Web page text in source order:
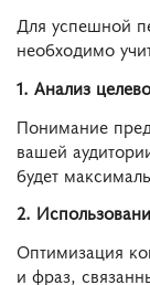
Для успешной
необходимо
1. Анализ
Понимание
вашей
будет
2.
Оптимизация
и фраз,